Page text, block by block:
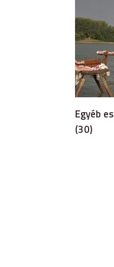
Egyéb
(30)